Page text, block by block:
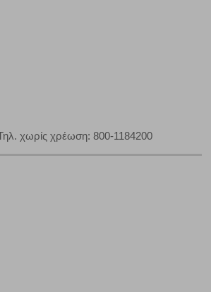
χωρίς χρέωση: 800-1184200